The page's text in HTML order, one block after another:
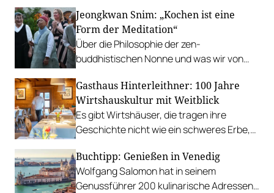
Jeongkwan Snim: „Kochen ist eine
Form der Meditation“
Über die Philosophie der zen-
buddhistischen Nonne und was wir von
Gasthaus Hinterleithner: 100 Jahre
Wirtshauskultur mit Weitblick
Es gibt Wirtshäuser, die tragen ihre
Geschichte nicht wie ein schweres Erbe,
Landgasthof Hinterleithner in Weins bei
Hofamt Priel gehört zu diesen raren Orten.
Buchtipp: Genießen in Venedig
Wolfgang Salomon hat in seinem
Genussführer 200 kulinarische Adressen